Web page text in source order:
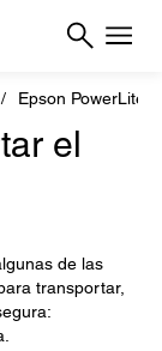
Epson PowerLite
el
de las
transportar,